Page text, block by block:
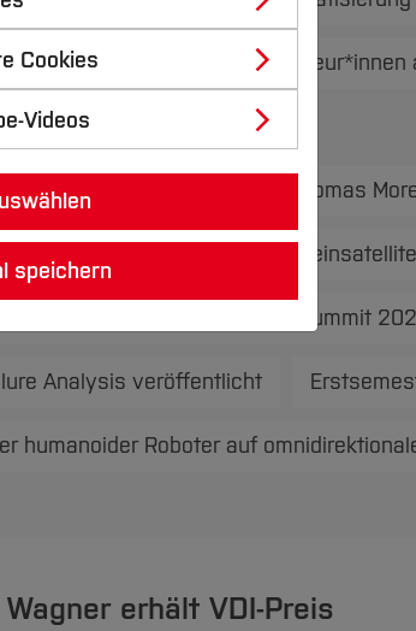
Preis 10 neue
bei der Müllverbrennung
an der Partnerhochschule Thomas
Bochum entwickeln eigene
7 auf dem RuhrSummit
Analysis veröffentlicht
humanoider Roboter auf
erhält VDI-Preis
Cookies
Videos
speichern